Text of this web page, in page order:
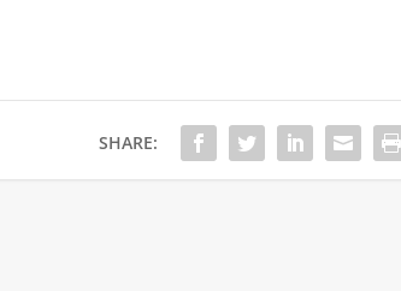
SHARE: